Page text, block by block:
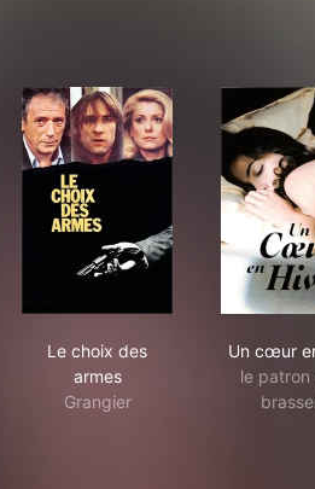
Le choix des
armes
Grangier
Un cœur
le patron